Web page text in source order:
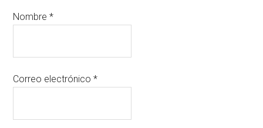
Nombre*
Correo electrónico*